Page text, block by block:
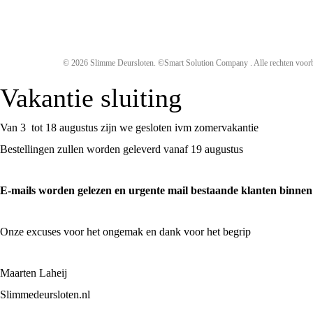
© 2026 Slimme Deursloten. ©Smart Solution Company . Alle rechten
Vakantie sluiting
Van 3 tot 18 augustus zijn we gesloten ivm zomervakantie
Bestellingen zullen worden geleverd vanaf 19 augustus
E-mails worden gelezen en urgente mail bestaande klanten
Onze excuses voor het ongemak en dank voor het begrip
Maarten Laheij
Slimmedeursloten.nl